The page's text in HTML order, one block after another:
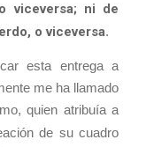
viceversa; ni de
o viceversa.
esta entrega a
me ha llamado
quien atribuía a
de su cuadro